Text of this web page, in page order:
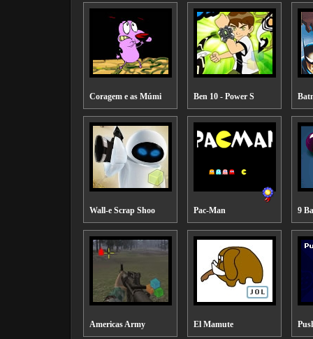
Coragem e as Múmi Ben 10 - Power S
Wall-e Scrap Shoo Pac-Man 9
Americas Army El Mamute